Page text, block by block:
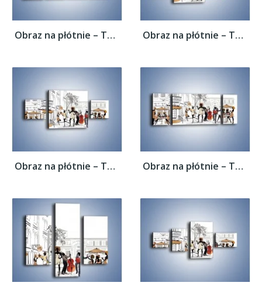
Obraz na płótnie – Tętniące życiem... Obraz na płótnie – Tętniące życiem...
Obraz na płótnie – Tętniące życiem... Obraz na płótnie – Tętniące życiem...